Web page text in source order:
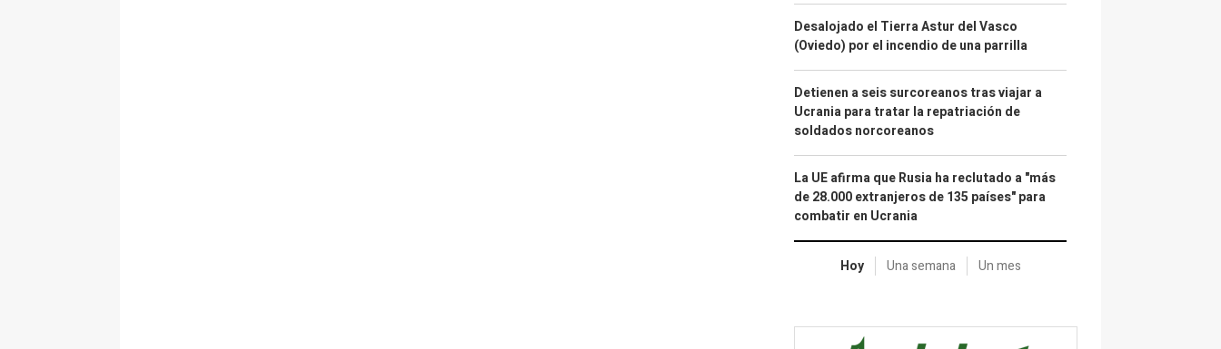
Desalojado el Tierra Astur del Vasco
(Oviedo) por el incendio de una parrilla
Detienen a seis surcoreanos tras viajar a
Ucrania para tratar la repatriación de
soldados norcoreanos
La UE afirma que Rusia ha reclutado a "más
de 28.000 extranjeros de 135 países" para
combatir en Ucrania
Hoy Una semana Un mes